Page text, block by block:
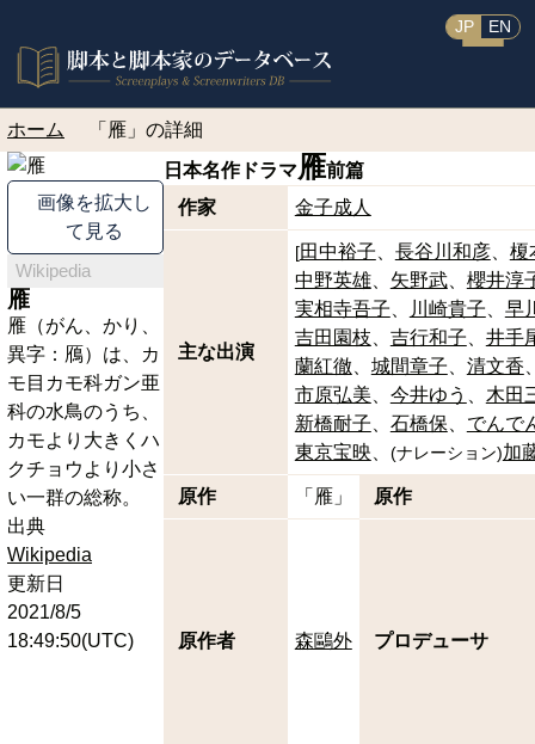
JP EN
ホーム 「雁」の詳細
画像を拡大し
て見る
Wikipedia
雁
雁（がん、かり、
異字：鴈）は、カ
モ目カモ科ガン亜
科の水鳥のうち、
カモより大きくハ
クチョウより小さ
い一群の総称。
出典
Wikipedia
更新日
2021/8/5
18:49:50(UTC)
日本名作ドラマ 雁前篇
作家
金子成人
主な出演
[田中裕子 長谷川和彦
榎
中野英雄
矢野武
櫻井淳
実相寺吾子
川崎貴子
早
吉田園枝
吉行和子
井手
蘭紅徹
城間章子
清文香
市原弘美
今井ゆう
木田
新橋耐子
石橋保
でんで
東京宝映
(ナレーション)加
原作 「雁」 原作
原作者 森鷗外 プロデューサ